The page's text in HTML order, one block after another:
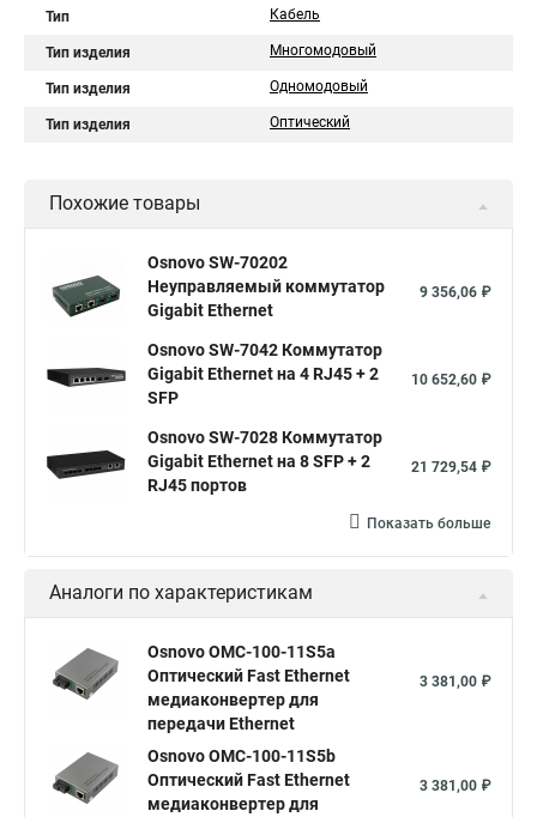
Тип Кабель
Тип изделия Многомодовый
Тип изделия Одномодовый
Тип изделия Оптический
Похожие товары
Osnovo SW-70202
Неуправляемый коммутатор
Gigabit Ethernet
9 356,06 ₽
Osnovo SW-7042 Коммутатор
Gigabit Ethernet на 4 RJ45 + 2
SFP
10 652,60 ₽
Osnovo SW-7028 Коммутатор
Gigabit Ethernet на 8 SFP + 2
RJ45 портов
21 729,54 ₽
Показать больше
Аналоги по характеристикам
Osnovo OMC-100-11S5a
Оптический Fast Ethernet
медиаконвертер для
передачи Ethernet
3 381,00 ₽
Osnovo OMC-100-11S5b
Оптический Fast Ethernet
медиаконвертер для
3 381,00 ₽